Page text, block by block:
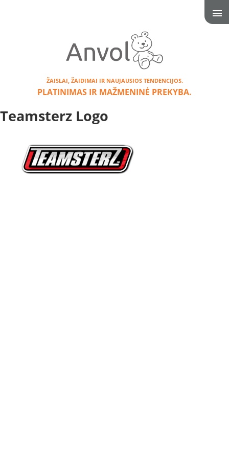
ŽAISLAI, ŽAIDIMAI IR NAUJAUSIOS TENDENCIJOS.
PLATINIMAS IR MAŽMENINĖ PREKYBA.
Teamsterz Logo